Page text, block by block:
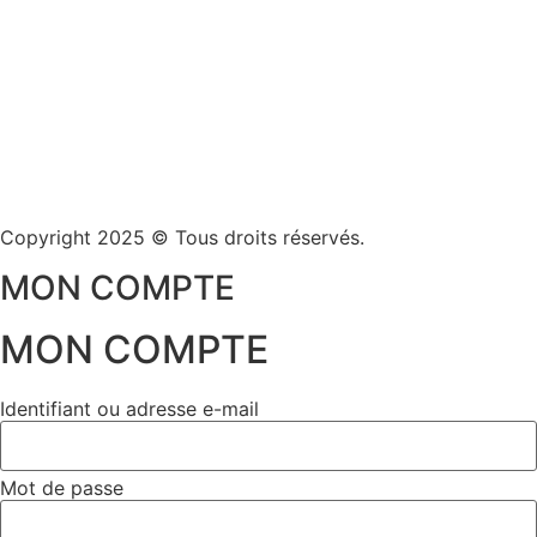
Copyright 2025 © Tous droits réservés.
MON COMPTE
MON COMPTE
Identifiant ou adresse e-mail
Mot de passe